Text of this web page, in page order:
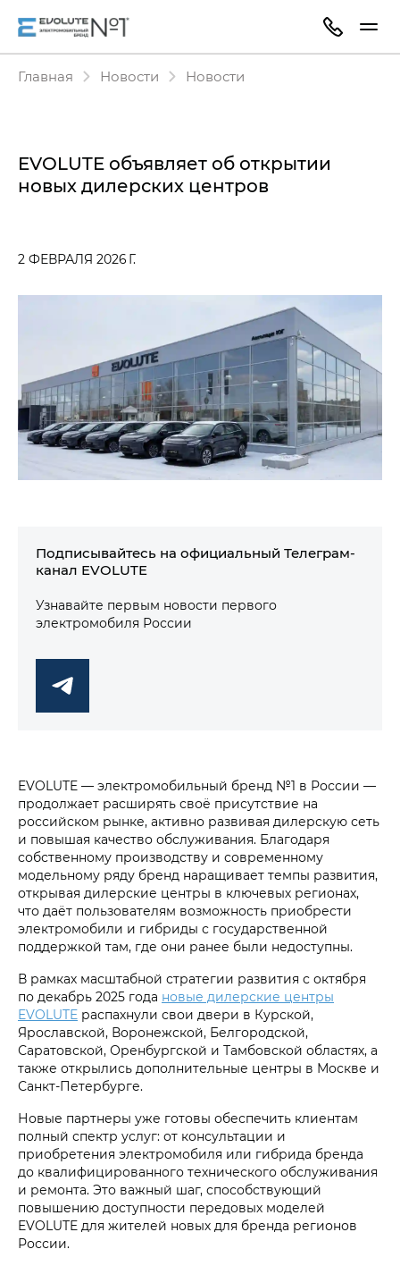
Главная Новости Новости
EVOLUTE объявляет об открытии
новых дилерских центров
2 ФЕВРАЛЯ 2026 Г.
Подписывайтесь на официальный Телеграм-
канал EVOLUTE
Узнавайте первым новости первого
электромобиля России
EVOLUTE — электромобильный бренд №1 в России —
продолжает расширять своё присутствие на
российском рынке, активно развивая дилерскую сеть
и повышая качество обслуживания. Благодаря
собственному производству и современному
модельному ряду бренд наращивает темпы развития,
открывая дилерские центры в ключевых регионах,
что даёт пользователям возможность приобрести
электромобили и гибриды с государственной
поддержкой там, где они ранее были недоступны.
В рамках масштабной стратегии развития с октября
по декабрь 2025 года новые дилерские центры
EVOLUTE распахнули свои двери в Курской,
Ярославской, Воронежской, Белгородской,
Саратовской, Оренбургской и Тамбовской областях, а
также открылись дополнительные центры в Москве и
Санкт-Петербурге.
Новые партнеры уже готовы обеспечить клиентам
полный спектр услуг: от консультации и
приобретения электромобиля или гибрида бренда
до квалифицированного технического обслуживания
и ремонта. Это важный шаг, способствующий
повышению доступности передовых моделей
EVOLUTE для жителей новых для бренда регионов
России.